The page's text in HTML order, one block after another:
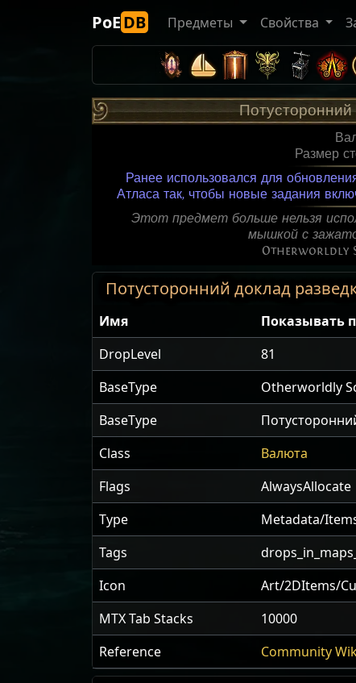
PoEDB Предметы Свойства
Потусторонний
Размер
Ранее использовался для
Атласа так, чтобы новые задания
Этот предмет больше нельзя
мышкой с
Otherworldly
Потусторонний доклад
Имя
Показывать
DropLevel
81
BaseType
Otherworldly
BaseType
Class
Валюта
Flags
AlwaysAllocate
Type
Metadata/
Tags
Icon
Art/2DItems/
MTX Tab Stacks
10000
Reference
Community